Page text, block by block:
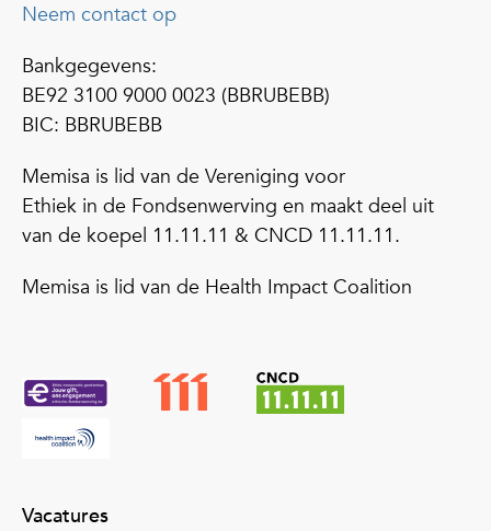
Neem contact op
Bankgegevens:
BE92 3100 9000 0023 (BBRUBEBB)
BIC: BBRUBEBB
Memisa is lid van de Vereniging voor
Ethiek in de Fondsenwerving en maakt deel uit
van de koepel 11.11.11 & CNCD 11.11.11.
Memisa is lid van de Health Impact Coalition
Vacatures